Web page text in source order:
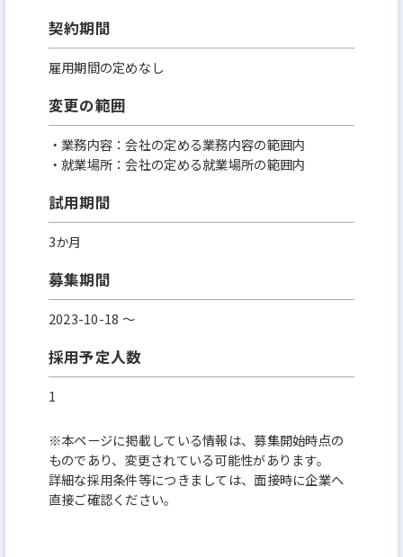
契約期間
雇用期間の定めなし
変更の範囲
・業務内容：会社の定める業務内容の範囲内
・就業場所：会社の定める就業場所の範囲内
試用期間
3か月
募集期間
2023-10-18 〜
採用予定人数
1
※本ページに掲載している情報は、募集開始時点の
ものであり、変更されている可能性があります。
詳細な採用条件等につきましては、面接時に企業へ
直接ご確認ください。